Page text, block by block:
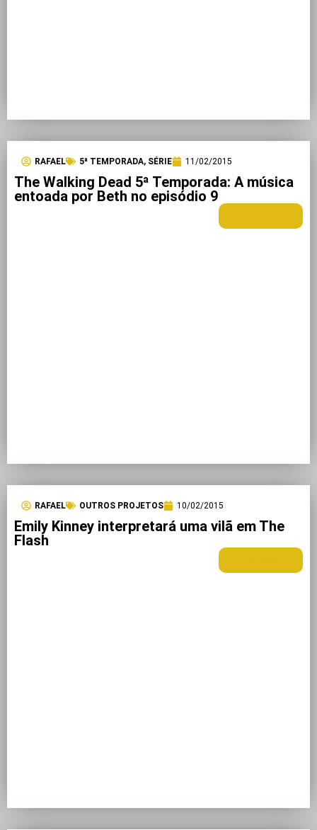
RAFAEL 5ª TEMPORADA, SÉRIE 11/02/2015
The Walking Dead 5ª Temporada: A música
entoada por Beth no episódio 9
RAFAEL OUTROS PROJETOS 10/02/2015
Emily Kinney interpretará uma vilã em The
Flash